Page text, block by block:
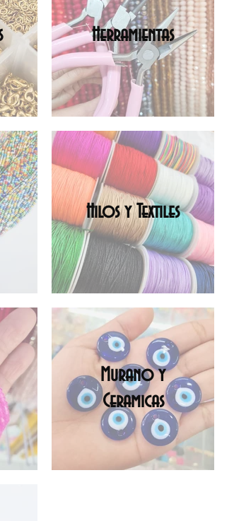
Herramientas
Hilos y Textiles
Murano y
Ceramicas